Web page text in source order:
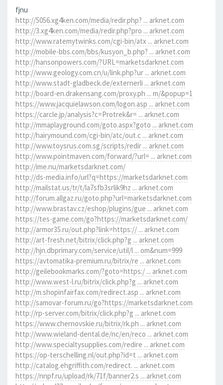
fjnu
http://5056.xg4ken.com/media/redir.php? ... arknet.com
http://3.xg4ken.com/media/redir.php?pro ... arknet.com
http://www.ratemytwinks.com/cgi-bin/atx ... arknet.com
http://mobile-bbs.com/bbs/kusyon_b.php? ... arknet.com
http://hansonpowers.com/?URL=marketsdarknet.com
http://www.geology.com.cn/u/link.php?ur ... arknet.com
http://www.stadt-gladbeck.de/externerli ... arknet.com
http://board-en.drakensang.com/proxy.ph ... m/&popup=1
https://www.jacquielawson.com/logon.asp ... arknet.com
https://carcle.jp/analysis?c=Protrek&r= ... arknet.com
http://mmaplayground.com/goto.aspx?goto ... arknet.com
http://hairymound.com/cgi-bin/atc/out.c ... arknet.com
http://www.toysrus.com.sg/scripts/redir ... arknet.com
http://www.pointmaven.com/forward/?url= ... arknet.com
http://ime.nu/marketsdarknet.com/
http://ds-media.info/url?q=https://marketsdarknet.com
http://mailstat.us/tr/t/la7sfb3srlik9hz ... arknet.com
http://forum.allgaz.ru/goto.php?url=marketsdarknet.com
http://www.brastav.cz/eshop/plugins/gue ... arknet.com
https://tes-game.com/go?https://marketsdarknet.com/
http://armor35.ru/out.php?link=https:// ... arknet.com
http://art-fresh.net/bitrix/click.php?g ... arknet.com
http://hjn.dbprimary.com/service/util/l ... om&num=999
https://avtomatika-premium.ru/bitrix/re ... arknet.com
http://geilebookmarks.com/?goto=https:/ ... arknet.com
http://www.west-l.ru/bitrix/click.php?g ... arknet.com
http://m.shopinfairfax.com/redirect.asp ... arknet.com
http://samovar-forum.ru/go?https://marketsdarknet.com
http://rp-server.com/bitrix/click.php?g ... arknet.com
https://www.chernovskie.ru/bitrix/rk.ph ... arknet.com
http://www.wieland-dental.de/nc/en/reco ... arknet.com
http://www.specialtysupplies.com/redire ... arknet.com
https://op-terschelling.nl/out.php?id=t ... arknet.com
http://catalog.ehgriffith.com/redirect. ... arknet.com
https://nnpf.ru/upload/rk/71f/banner2.s ... arknet.com